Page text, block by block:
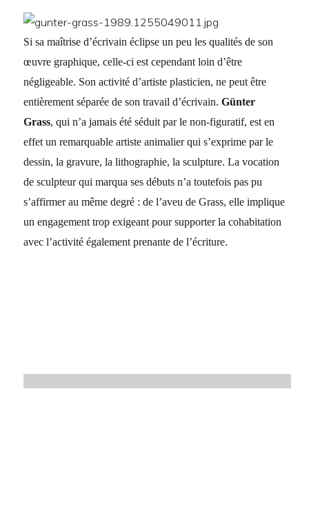
Si sa maîtrise d’écrivain éclipse un peu les qualités de son
œuvre graphique, celle-ci est cependant loin d’être
négligeable. Son activité d’artiste plasticien, ne peut être
entièrement séparée de son travail d’écrivain.Günter
Grass, qui n’a jamais été séduit par le non-figuratif, est en
effet un remarquable artiste animalier qui s’exprime par le
dessin, la gravure, la lithographie, la sculpture. La vocation
de sculpteur qui marqua ses débuts n’a toutefois pas pu
s’affirmer au même degré : de l’aveu de Grass, elle implique
un engagement trop exigeant pour supporter la cohabitation
avec l’activité également prenante de l’écriture.